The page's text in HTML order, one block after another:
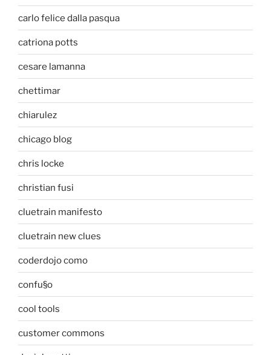
carlo felice dalla pasqua
catriona potts
cesare lamanna
chettimar
chiarulez
chicago blog
chris locke
christian fusi
cluetrain manifesto
cluetrain new clues
coderdojo como
confu§o
cool tools
customer commons